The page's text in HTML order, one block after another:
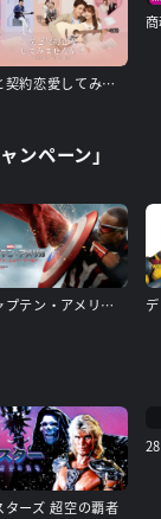
僕と契約恋愛してみませんか～Smile To Life～
ンペーン」
キャプテン・アメリカ：ブレイブ・ニュー・ワールド
ターズ 超空の覇者